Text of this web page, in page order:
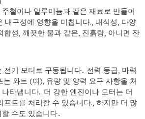
철이나 알루미늄과 같은 재료로 만들어
내구성에 영향을 미칩니다., 내식성, 다양
합성, 깨끗한 물과 같은, 진흙탕, 아니면 잔
기 모터로 구동됩니다.. 전력 등급, 마력
와트 (여), 유량 및 양력 요구 사항을 처
타냅니다.. 더 강한 엔진이나 모터는 더
프트를 처리할 수 있습니다., 하지만 더 많
수도 있습니다..